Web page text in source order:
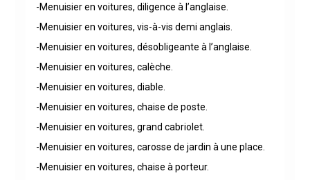
-Menuisier en voitures, diligence à l’anglaise.
-Menuisier en voitures, vis-à-vis demi anglais.
-Menuisier en voitures, désobligeante à l’anglaise.
-Menuisier en voitures, calèche.
-Menuisier en voitures, diable.
-Menuisier en voitures, chaise de poste.
-Menuisier en voitures, grand cabriolet.
-Menuisier en voitures, carosse de jardin à une place.
-Menuisier en voitures, chaise à porteur.